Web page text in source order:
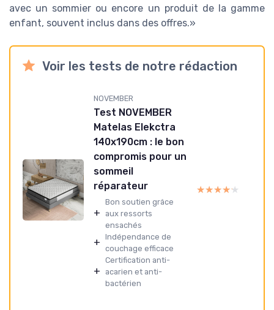
avec un sommier ou encore un produit de la gamme
enfant, souvent inclus dans des offres.»
Voir les tests de notre rédaction
NOVEMBER
Test NOVEMBER
Matelas Elekctra
140x190cm : le bon
compromis pour un
sommeil
réparateur
+
Bon soutien grâce
aux ressorts
ensachés
+ Indépendance de
couchage efficace
+
Certification anti-
acarien et anti-
bactérien
★★★★★
★★★★★